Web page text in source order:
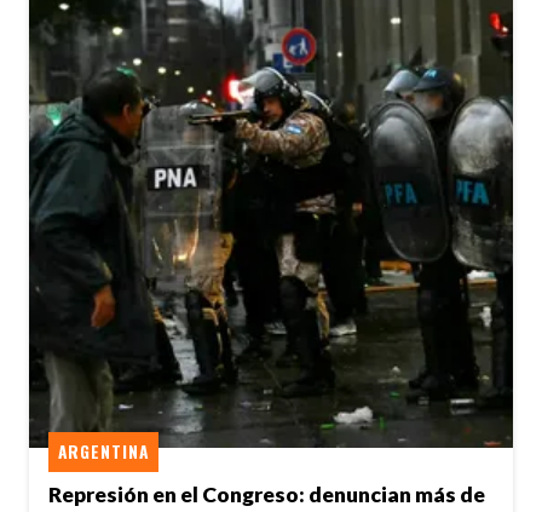
Represión en el Congreso: denuncian más de
ARGENTINA